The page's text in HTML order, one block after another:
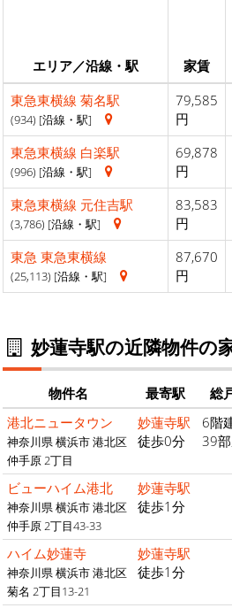
エリア／沿線・駅 家賃
東急東横線 菊名駅
(934) [沿線・駅]
79,585
円
東急東横線 白楽駅
(996) [沿線・駅]
69,878
円
東急東横線 元住吉駅
(3,786) [沿線・駅]
83,583
円
東急 東急東横線
(25,113) [沿線・駅]
87,670
円
妙蓮寺駅の近隣物件の
物件名 最寄駅 総
港北ニュータウン
神奈川県 横浜市 港北区
仲手原 2丁目
妙蓮寺駅
徒歩0分
6階
39
ビューハイム港北
神奈川県 横浜市 港北区
仲手原 2丁目43-33
妙蓮寺駅
徒歩1分
ハイム妙蓮寺
神奈川県 横浜市 港北区
菊名 2丁目13-21
妙蓮寺駅
徒歩1分